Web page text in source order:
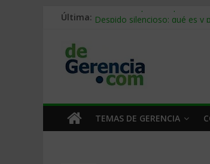
Última: Stablecoins para empresas:
Trabajo forzoso en la
Mercado hispano de EE.
TEMAS DE GERENCIA